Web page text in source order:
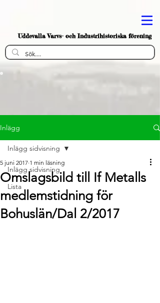
Uddevalla Varvs- och Industrihistoriska förening
Inlägg
Inlägg sidvisning
Lista
Inlägg sidvisning
Omslagsbild till If Metalls
medlemstidning för
Bohuslän/Dal 2/2017
5 juni 2017 1 min läsning